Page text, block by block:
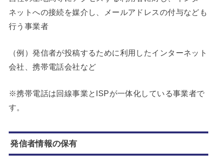
ネットへの接続を媒介し、メールアドレスの付与なども
行う事業者
（例）発信者が投稿するために利用したインターネット
会社、携帯電話会社など
※携帯電話は回線事業とISPが一体化している事業者で
す。
発信者情報の保有